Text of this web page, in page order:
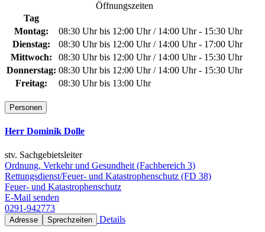
Öffnungszeiten
Tag
Montag:
08:30 Uhr bis 12:00 Uhr / 14:00 Uhr - 15:30 Uhr
Dienstag:
08:30 Uhr bis 12:00 Uhr / 14:00 Uhr - 17:00 Uhr
Mittwoch:
08:30 Uhr bis 12:00 Uhr / 14:00 Uhr - 15:30 Uhr
Donnerstag: 08:30 Uhr bis 12:00 Uhr / 14:00 Uhr - 15:30 Uhr
Freitag:
08:30 Uhr bis 13:00 Uhr
Personen
Herr Dominik Dolle
stv. Sachgebietsleiter
Ordnung, Verkehr und Gesundheit (Fachbereich 3)
Rettungsdienst/Feuer- und Katastrophenschutz (FD 38)
Feuer- und Katastrophenschutz
E-Mail senden
0291-942773
Adresse Sprechzeiten Details